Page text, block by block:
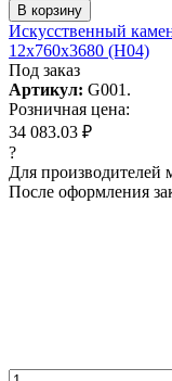
В корзину
Искусcтвенный
12x760x3680 (H04)
Под заказ
Артикул: G001.
Розничная цена:
34 083.03 ₽
?
Для производителей
После оформления